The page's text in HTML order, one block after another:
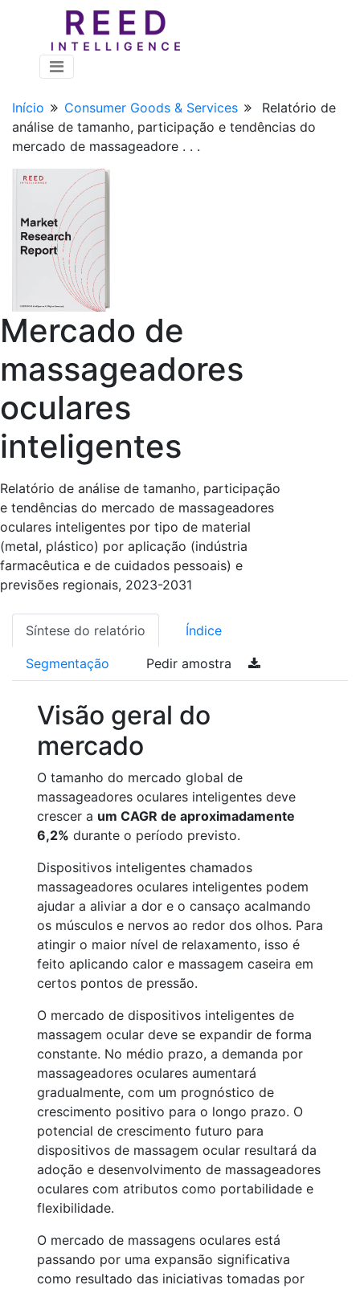
Início Consumer Goods & Services
Relatório de
análise de tamanho, participação e tendências do
mercado de massageadore . . .
Mercado de
massageadores
oculares
inteligentes
Relatório de análise de tamanho, participação
e tendências do mercado de massageadores
oculares inteligentes por tipo de material
(metal, plástico) por aplicação (indústria
farmacêutica e de cuidados pessoais) e
previsões regionais, 2023-2031
Síntese do relatório Índice
Segmentação Pedir amostra
Visão geral do
mercado
O tamanho do mercado global de
massageadores oculares inteligentes deve
crescer a um CAGR de aproximadamente
6,2% durante o período previsto.
Dispositivos inteligentes chamados
massageadores oculares inteligentes podem
ajudar a aliviar a dor e o cansaço acalmando
os músculos e nervos ao redor dos olhos. Para
atingir o maior nível de relaxamento, isso é
feito aplicando calor e massagem caseira em
certos pontos de pressão.
O mercado de dispositivos inteligentes de
massagem ocular deve se expandir de forma
constante. No médio prazo, a demanda por
massageadores oculares aumentará
gradualmente, com um prognóstico de
crescimento positivo para o longo prazo. O
potencial de crescimento futuro para
dispositivos de massagem ocular resultará da
adoção e desenvolvimento de massageadores
oculares com atributos como portabilidade e
flexibilidade.
O mercado de massagens oculares está
passando por uma expansão significativa
como resultado das iniciativas tomadas por